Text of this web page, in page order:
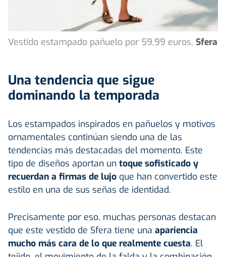
Vestido estampado pañuelo por 59,99 euros. Sfera
Una tendencia que sigue
dominando la temporada
Los estampados inspirados en pañuelos y motivos
ornamentales continúan siendo una de las
tendencias más destacadas del momento. Este
tipo de diseños aportan un toque sofisticado y
recuerdan a firmas de lujo que han convertido este
estilo en una de sus señas de identidad.
Precisamente por eso, muchas personas destacan
que este vestido de Sfera tiene una apariencia
mucho más cara de lo que realmente cuesta. El